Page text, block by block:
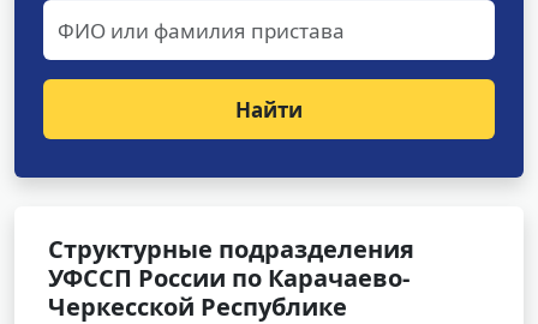
Найти
Структурные подразделения
УФССП России по Карачаево-
Черкесской Республике